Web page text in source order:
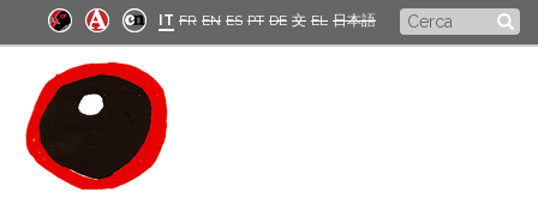
Salta
al
contenuto
principale
Form
IT FR EN ES PT DE 文 EL 日本語